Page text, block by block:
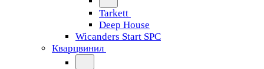
Tarkett
Deep House
Wicanders Start SPC
Кварцвинил